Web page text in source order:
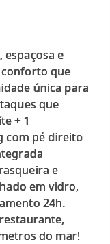
espaçosa e
que
única para
que
+ 1
com pé direito
e
em vidro,
24h.
do mar!